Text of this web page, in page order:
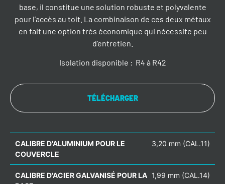
base, il constitue une solution robuste et polyvalente
pour l’accès au toit. La combinaison de ces deux métaux
en fait une option très économique qui nécessite peu
d’entretien.
Isolation disponible : R4 à R42
TÉLÉCHARGER
CALIBRE D'ALUMINIUM POUR LE
COUVERCLE
3,20 mm (CAL.11)
CALIBRE D'ACIER GALVANISÉ POUR LA 1,99 mm (CAL.14)